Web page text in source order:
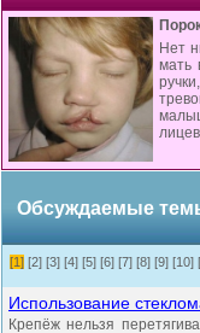
Нет
мать
Обсуждаемые
[1] [2] [3] [4] [5] [6] [7] [8] [9] [10]
Использование
Крепёж нельзя